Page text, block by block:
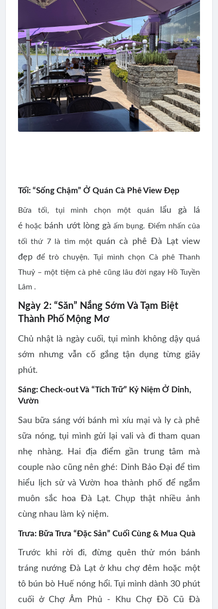
Tối: “Sống Chậm” Ở Quán Cà Phê View Đẹp
Bữa tối, tụi mình chọn một quán
lẩu gà lá
é hoặc bánh ướt lòng gà ấm bụng. Điểm nhấn của
tối thứ 7 là tìm một quán cà phê Đà Lạt view
đẹpđể trò chuyện. Tụi mình chọn Cà phê Thanh
Thuỷ – một tiệm cà phê cũng lâu đời ngay Hồ Tuyền
Lâm .
Ngày 2: “Săn” Nắng Sớm Và Tạm Biệt
Thành Phố Mộng Mơ
Chủ nhật là ngày cuối, tụi mình không dậy quá
sớm nhưng vẫn cố gắng tận dụng từng giây
phút.
Sáng: Check-out Và “Tích Trữ” Kỷ Niệm Ở Dinh,
Vườn
Sau bữa sáng với bánh mì xíu mại và ly cà phê
sữa nóng, tụi mình gửi lại vali và đi tham quan
nhẹ nhàng. Hai địa điểm gần trung tâm mà
couple nào cũng nên ghé: Dinh Bảo Đại để tìm
hiểu lịch sử vàVườn hoa thành phốđể ngắm
muôn sắc hoa Đà Lạt. Chụp thật nhiều ảnh
cùng nhau làm kỷ niệm.
Trưa: Bữa Trưa “Đặc Sản” Cuối Cùng & Mua Quà
Trước khi rời đi, đừng quên thử món
bánh
tráng nướng Đà Lạtở khu chợ đêm hoặc một
tô bún bò Huế nóng hổi. Tụi mình dành 30 phút
cuối ởChợ Âm Phủ - Khu Chợ Đồ Cũ Đà